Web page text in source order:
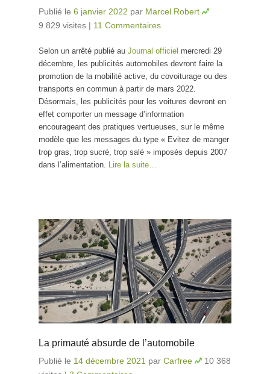
Publié le 6 janvier 2022 par Marcel Robert
9 829 visites | 11 Commentaires
Selon un arrêté publié au Journal officiel mercredi 29
décembre, les publicités automobiles devront faire la
promotion de la mobilité active, du covoiturage ou des
transports en commun à partir de mars 2022.
Désormais, les publicités pour les voitures devront en
effet comporter un message d’information
encourageant des pratiques vertueuses, sur le même
modèle que les messages du type « Evitez de manger
trop gras, trop sucré, trop salé » imposés depuis 2007
dans l’alimentation. Lire la suite…
La primauté absurde de l’automobile
Publié le 14 décembre 2021 par Carfree
10 368